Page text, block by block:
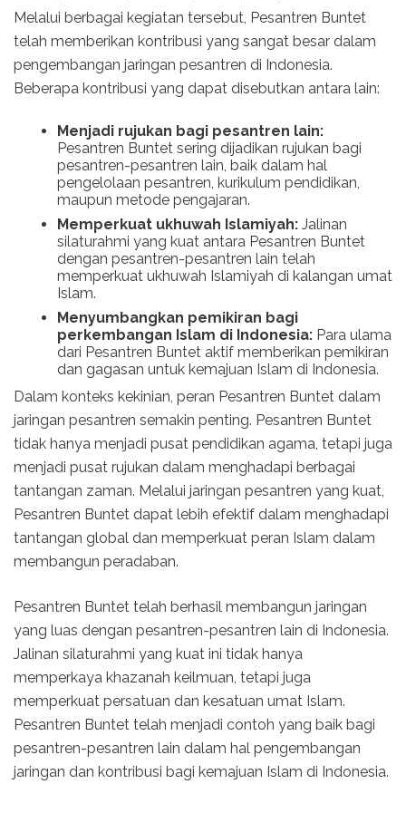
Melalui berbagai kegiatan tersebut, Pesantren Buntet
telah memberikan kontribusi yang sangat besar dalam
pengembangan jaringan pesantren di Indonesia.
Beberapa kontribusi yang dapat disebutkan antara lain:
Menjadi rujukan bagi pesantren lain:
Pesantren Buntet sering dijadikan rujukan bagi
pesantren-pesantren lain, baik dalam hal
pengelolaan pesantren, kurikulum pendidikan,
maupun metode pengajaran.
Memperkuat ukhuwah Islamiyah: Jalinan
silaturahmi yang kuat antara Pesantren Buntet
dengan pesantren-pesantren lain telah
memperkuat ukhuwah Islamiyah di kalangan umat
Islam.
Menyumbangkan pemikiran bagi
perkembangan Islam di Indonesia: Para ulama
dari Pesantren Buntet aktif memberikan pemikiran
dan gagasan untuk kemajuan Islam di Indonesia.
Dalam konteks kekinian, peran Pesantren Buntet dalam
jaringan pesantren semakin penting. Pesantren Buntet
tidak hanya menjadi pusat pendidikan agama, tetapi juga
menjadi pusat rujukan dalam menghadapi berbagai
tantangan zaman. Melalui jaringan pesantren yang kuat,
Pesantren Buntet dapat lebih efektif dalam menghadapi
tantangan global dan memperkuat peran Islam dalam
membangun peradaban.
Pesantren Buntet telah berhasil membangun jaringan
yang luas dengan pesantren-pesantren lain di Indonesia.
Jalinan silaturahmi yang kuat ini tidak hanya
memperkaya khazanah keilmuan, tetapi juga
memperkuat persatuan dan kesatuan umat Islam.
Pesantren Buntet telah menjadi contoh yang baik bagi
pesantren-pesantren lain dalam hal pengembangan
jaringan dan kontribusi bagi kemajuan Islam di Indonesia.